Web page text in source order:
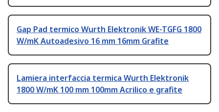
Gap Pad termico Wurth Elektronik WE-TGFG 1800
W/mK Autoadesivo 16 mm 16mm Grafite
Lamiera interfaccia termica Wurth Elektronik
1800 W/mK 100 mm 100mm Acrilico e grafite